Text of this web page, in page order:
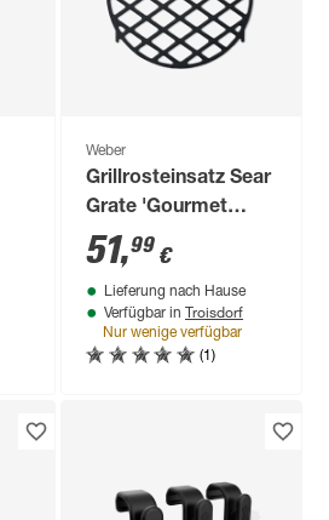
Weber
Grillrosteinsatz Sear
Grate 'Gourmet
BBQ-System' Ø 30
cm schwarz
51,99 €
Lieferung nach Hause
Verfügbar in Troisdorf
Nur wenige verfügbar
(1)